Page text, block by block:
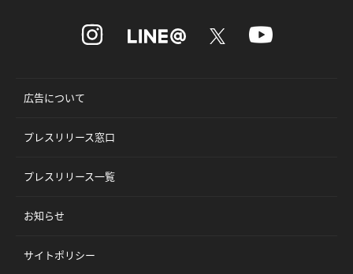
広告について
プレスリリース窓口
プレスリリース一覧
お知らせ
サイトポリシー